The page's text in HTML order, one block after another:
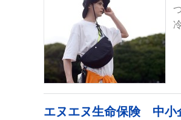
エヌエヌ生命保険 中小